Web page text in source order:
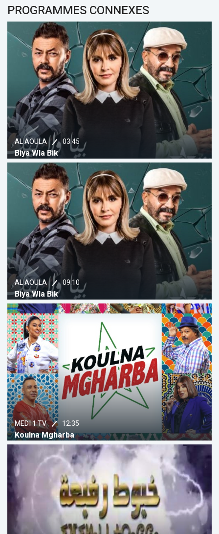
PROGRAMMES CONNEXES
AL AOULA 03:45
Biya Wla Bik
AL AOULA 09:10
Biya Wla Bik
MEDI 1 TV 12:35
Koulna Mgharba